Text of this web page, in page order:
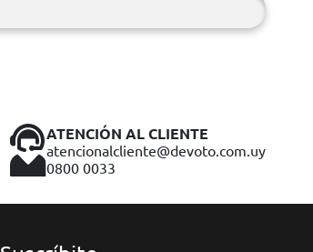
ATENCIÓN AL CLIENTE
atencionalcliente@devoto.com.uy
0800 0033